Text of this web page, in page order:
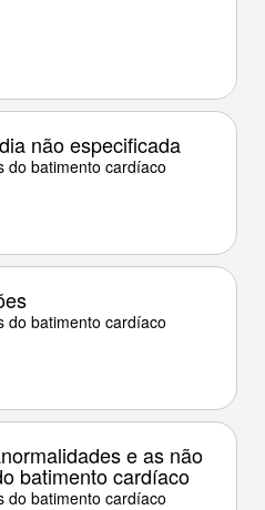
não especificada
do batimento cardíaco
do batimento cardíaco
e as não
batimento cardíaco
do batimento cardíaco